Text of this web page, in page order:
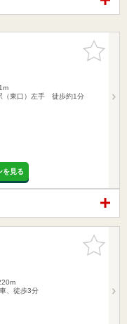
お気に入
りに追加
（東口）左手 徒歩約1分
を見る
お気に入
りに追加
、徒歩3分